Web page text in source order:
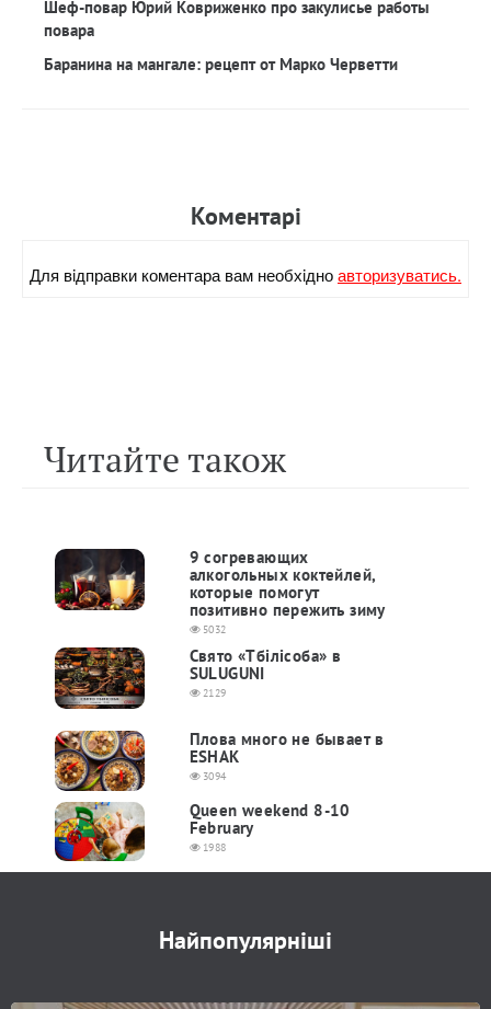
Шеф-повар Юрий Ковриженко про закулисье работы
повара
Баранина на мангале: рецепт от Марко Черветти
Коментарi
Для вiдправки коментара вам необхiдноавторизуватись.
Читайте також
9 согревающих
алкогольных коктейлей,
которые помогут
позитивно пережить зиму
5032
Свято «Тбілісоба» в
SULUGUNI
2129
Плова много не бывает в
ESHAK
3094
Queen weekend 8-10
February
1988
Найпопулярніші